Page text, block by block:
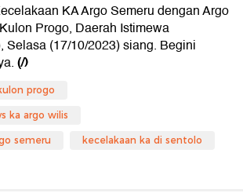
KA Argo Semeru dengan Argo
Progo, Daerah Istimewa
Selasa (17/10/2023) siang. Begini
(/)
progo
ka argo wilis
semeru kecelakaan ka di sentolo